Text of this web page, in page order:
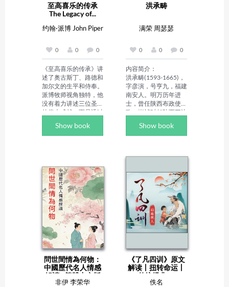
至高喜乐的传承
The Legacy of...
约翰·派博 John Piper
0 0 0
《至高喜乐的传承》讲
述了奥古斯丁、路德和
加尔文的生平和侍奉。
派博牧师视角独特，他
没有着力讲述三位圣徒
的伟大成就，而是透过
帝的恩典和荣耀如何贯
穿他们的侍奉，帮助他
发现了“至高喜乐”；路
德不断研读圣言；加尔
文则毕生传讲上帝的话
语。
	这三位圣徒的生命
见证至今仍然向我们说
话，他们的不完全告诉
我们：尽管我们有许多
瑕疵，这些瑕疵却无法
拦阻上帝使用我们。
Show book
洪承畴
满荣 周瑟瑟
0 0 0
内容简介：
洪承畴(1593-1665)，
字彦演，号亨九，福建
南安人。明万历年进
士，曾任陕西布政使参
政。崇祯时任陕西三边
部尚书，兼督河南、
山、陕、川、湖军务。
明京都，调任蓟辽总
万，马四万援锦州，在
松山地区与清军会战，
大败，被俘至沈阳。崇
祯帝以其必殉国，为其
建祠，举行预祭。他却
甘心降清，隶汉军镶黄
旗。顺治元年从清军入
关，后总督军务，镇压
年受命经略湖广两广、
滇黔，镇压各部农民起
义军，至顺治十六年攻
占云南后回北京历任武
Show book
問世間情為何物：
中國歷代名人情感
解讀 - 繁體中文版
非伊 李荣华
《了凡四训》原文
解读丨扭转命运丨
传统经典 -...
佚名